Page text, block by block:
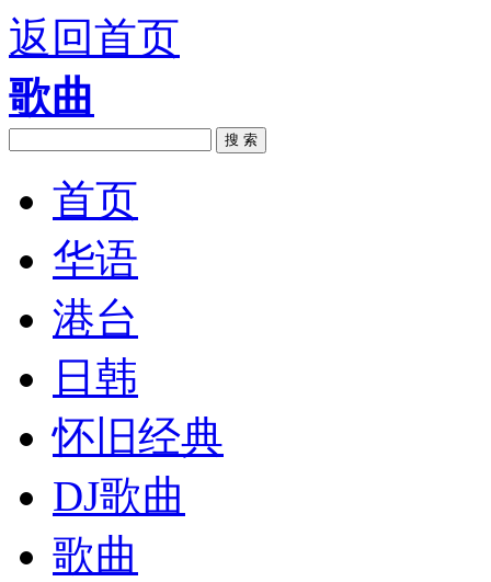
返回首页
歌曲
搜 索
首页
华语
港台
日韩
怀旧经典
DJ歌曲
歌曲